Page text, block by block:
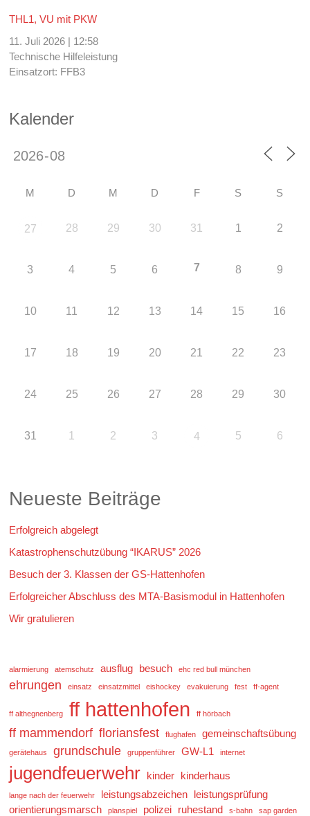
THL1, VU mit PKW
11. Juli 2026 | 12:58
Technische Hilfeleistung
Einsatzort: FFB3
Kalender
M D M D F S S
27 28 29 30 31 1 2
3 4 5 6 7 8 9
10 11 12 13 14 15 16
17 18 19 20 21 22 23
24 25 26 27 28 29 30
31 1 2 3 4 5 6
Neueste Beiträge
Erfolgreich abgelegt
Katastrophenschutzübung “IKARUS” 2026
Besuch der 3. Klassen der GS-Hattenhofen
Erfolgreicher Abschluss des MTA-Basismodul in Hattenhofen
Wir gratulieren
alarmierung atemschutz ausflug besuch ehc red bull münchen
ehrungen einsatz einsatzmittel eishockey evakuierung fest ff-agent
ff althegnenberg ff hattenhofen ff hörbach
ff mammendorf floriansfest flughafen gemeinschaftsübung
gerätehaus grundschule gruppenführer GW-L1 internet
jugendfeuerwehr kinder kinderhaus
lange nach der feuerwehr leistungsabzeichen leistungsprüfung
orientierungsmarsch
planspiel polizei ruhestand s-bahn
sap garden